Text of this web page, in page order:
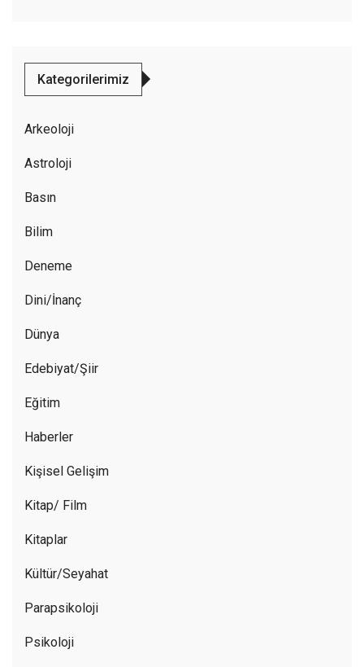
Kategorilerimiz
Arkeoloji
Astroloji
Basın
Bilim
Deneme
Dini/İnanç
Dünya
Edebiyat/Şiir
Eğitim
Haberler
Kişisel Gelişim
Kitap/ Film
Kitaplar
Kültür/Seyahat
Parapsikoloji
Psikoloji